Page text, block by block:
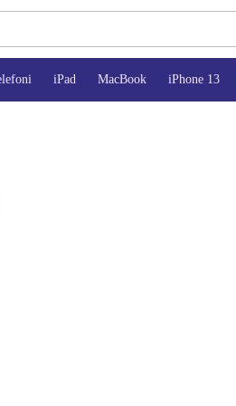
iPad MacBook iPhone 13